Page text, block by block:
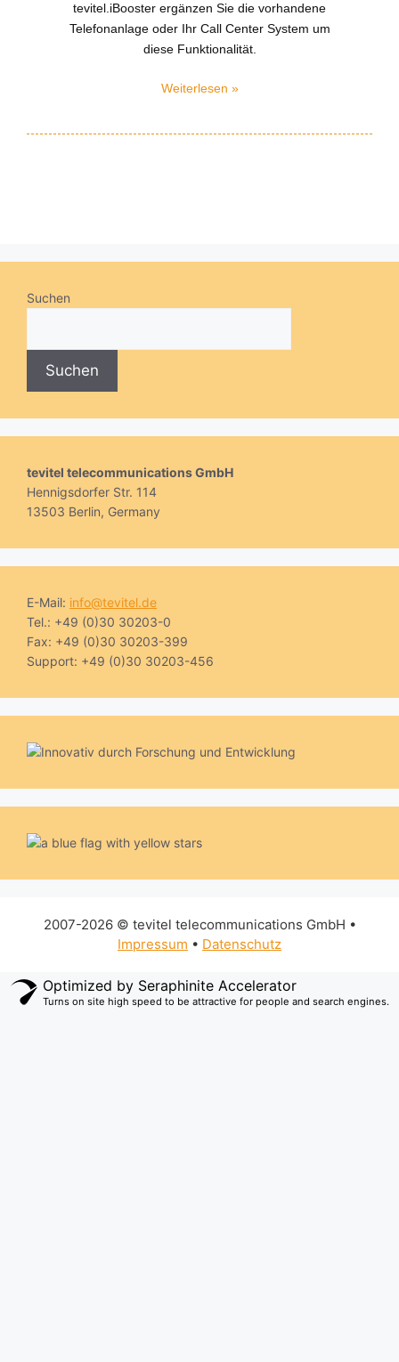
tevitel.iBooster ergänzen Sie die vorhandene
Telefonanlage oder Ihr Call Center System um
diese Funktionalität.
Weiterlesen »
Suchen
Suchen
tevitel telecommunications GmbH
Hennigsdorfer Str. 114
13503 Berlin, Germany
E-Mail: info@tevitel.de
Tel.: +49 (0)30 30203-0
Fax: +49 (0)30 30203-399
Support: +49 (0)30 30203-456
2007-2026 © tevitel telecommunications GmbH •
Impressum • Datenschutz
Optimized by Seraphinite Accelerator
Turns on site high speed to be attractive for people and search engines.